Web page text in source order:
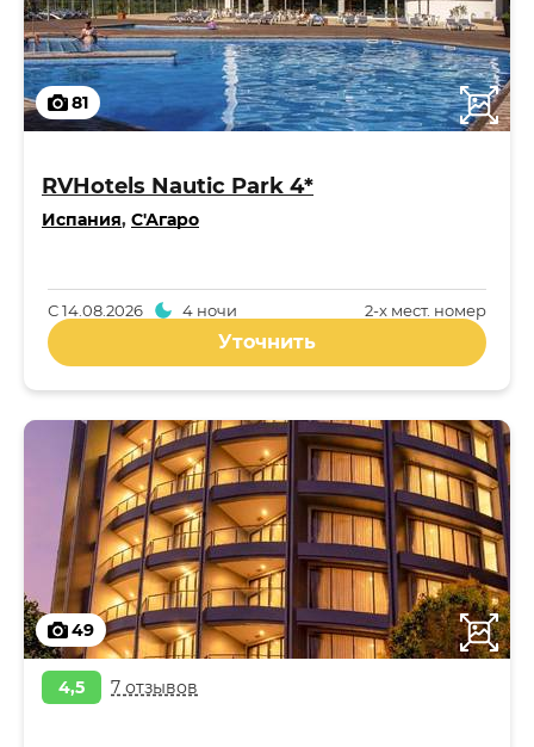
81
RVHotels Nautic Park 4*
Испания, С'Агаро
2-x мест. номер
С14.08.2026 4 ночи
Уточнить
49
4,5 7 отзывов